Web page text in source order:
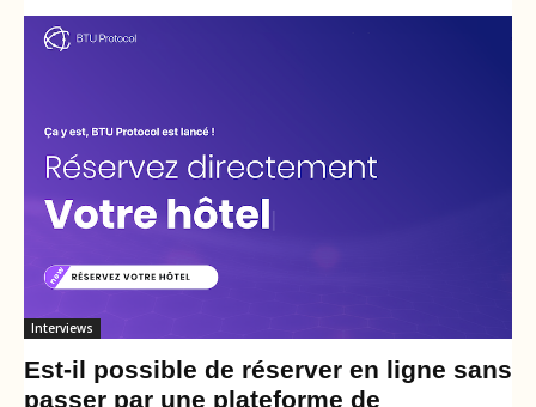
Interviews
Est-il possible de réserver en ligne sans
passer par une plateforme de